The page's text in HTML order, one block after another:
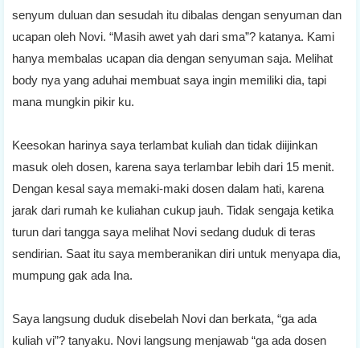
senyum duluan dan sesudah itu dibalas dengan senyuman dan
ucapan oleh Novi. “Masih awet yah dari sma”? katanya. Kami
hanya membalas ucapan dia dengan senyuman saja. Melihat
body nya yang aduhai membuat saya ingin memiliki dia, tapi
mana mungkin pikir ku.
Keesokan harinya saya terlambat kuliah dan tidak diijinkan
masuk oleh dosen, karena saya terlambar lebih dari 15 menit.
Dengan kesal saya memaki-maki dosen dalam hati, karena
jarak dari rumah ke kuliahan cukup jauh. Tidak sengaja ketika
turun dari tangga saya melihat Novi sedang duduk di teras
sendirian. Saat itu saya memberanikan diri untuk menyapa dia,
mumpung gak ada Ina.
Saya langsung duduk disebelah Novi dan berkata, “ga ada
kuliah vi”? tanyaku. Novi langsung menjawab “ga ada dosen